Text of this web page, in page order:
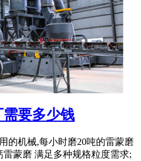
要多少钱
的机械,每小时磨20吨的雷蒙磨
蒙磨 满足多种规格粒度需求;